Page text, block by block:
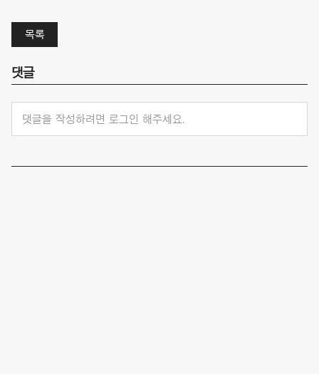
목록
댓글
댓글을 작성하려면 로그인 해주세요.